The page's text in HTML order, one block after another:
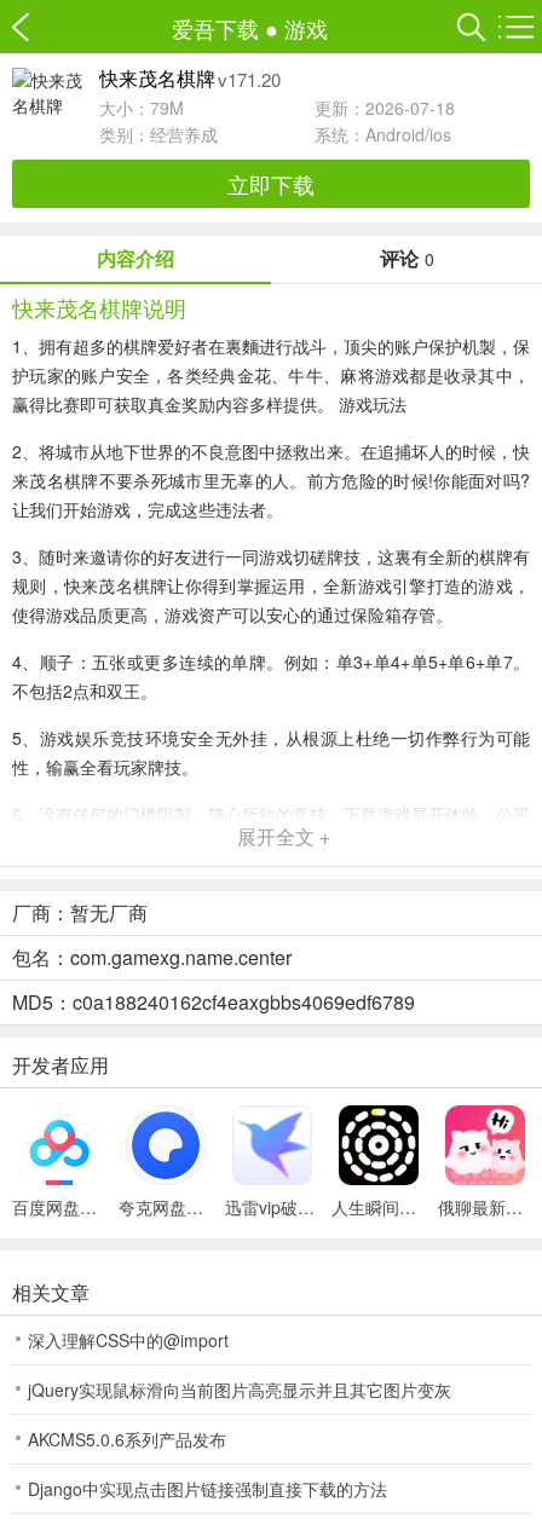
爱吾下载 ● 游戏
快来茂名棋牌v171.20
大小：79M
更新：2026-07-18
类别： 经营养成 系统：Android/ios
立即下载
内容介绍 评论 0
快来茂名棋牌说明
1、拥有超多的棋牌爱好者在裏麵进行战斗，顶尖的账户保护机製，保
护玩家的账户安全，各类经典金花、牛牛、麻将游戏都是收录其中，
赢得比赛即可获取真金奖励内容多样提供。 游戏玩法
2、将城市从地下世界的不良意图中拯救出来。在追捕坏人的时候，快
来茂名棋牌不要杀死城市里无辜的人。前方危险的时候!你能面对吗?
让我们开始游戏，完成这些违法者。
3、随时来邀请你的好友进行一同游戏切磋牌技，这裏有全新的棋牌有
规则，快来茂名棋牌让你得到掌握运用，全新游戏引擎打造的游戏，
使得游戏品质更高，游戏资产可以安心的通过保险箱存管。
4、顺子：五张或更多连续的单牌。例如：单3+单4+单5+单6+单7。
不包括2点和双王。
5、游戏娱乐竞技环境安全无外挂，从根源上杜绝一切作弊行为可能
性，输赢全看玩家牌技。
6、没有任何的门槛限製，随心所欲的竞技，下载游戏展开体验，公平
的发牌係统，万人在线的游戏平台，随时为你完成匹配，不要被外表
7、打破常规，快来茂名棋牌许多的问答看起来都是送分题，依据游戏
的尿性你将发现其实正确答案猜不到。
8、记忆8910JQ。这几张牌算是斗地主这款游戏中不那么重要的一些
牌了。对于大多数的斗地主玩家来说
快来茂名棋牌推荐理由
1、玩起来爱不释手有值得点讚老少皆宜的精彩玩法，游戏公正公平还
有超多游戏大佬推荐玩法，不管是画风和风格上都製作精良，客服全
天一对一在线服务随叫随到不需要等待。
2、紧张的战斗气氛打破了以往的宁静的路线了，不定期开始赛事活动
物支持快速兑换金币。
筛选。
4、网罗丰富领域的资讯内容满足你的一切阅读需求；
5、专家在线帮助玩家，让玩家轻鬆取得胜利，全新的登录模式，快来
茂名棋牌不需要注册就能进，清新简约的游戏画麵让玩家可以一目了
然，加入到游戏对局中匹配各种强大的对手。
展开全文 +
厂商：暂无厂商
包名：com.gamexg.name.center
MD5：c0a188240162cf4eaxgbbs4069edf6789
开发者应用
百度网盘绿色免安装Pc电脑版 夸克网盘官方正式版 迅雷vip破解版永久会员2024版 人生瞬间最新手机版 俄聊最新手机版
相关文章
深入理解CSS中的@import
jQuery实现鼠标滑向当前图片高亮显示并且其它图片变灰
AKCMS5.0.6系列产品发布
Django中实现点击图片链接强制直接下载的方法